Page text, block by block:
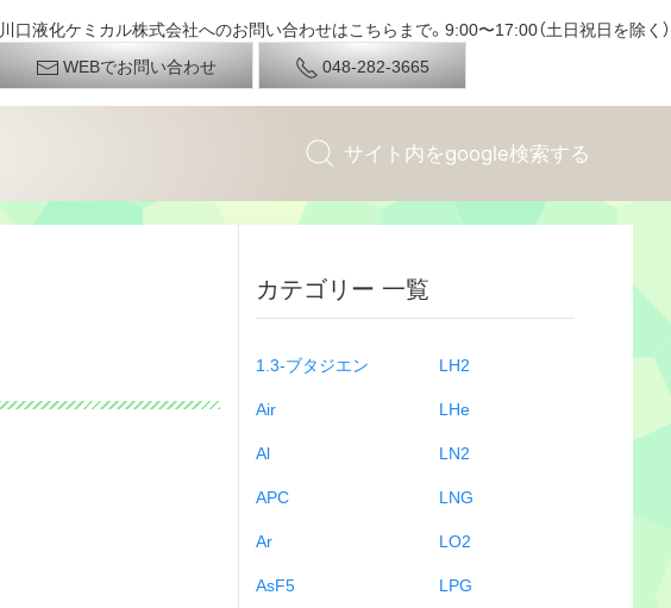
川口液化ケミカル株式会社へのお問い合わせはこちらまで。9:00〜17:00（土日祝日を除く）
WEBでお問い合わせ
048-282-3665
カテゴリー 一覧
1.3-ブタジエン
Air
Al
APC
Ar
AsF5
LH2
LHe
LN2
LNG
LO2
LPG